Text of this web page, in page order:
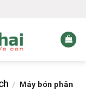
/ Máy bón phân